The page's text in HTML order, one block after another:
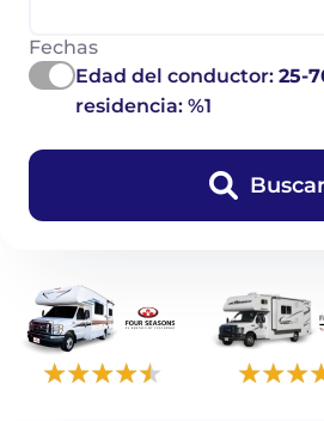
Fechas
Edad del conductor:25-
residencia: %1
Buscar